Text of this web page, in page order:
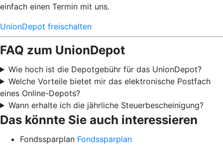
einfach einen Termin mit uns.
UnionDepot freischalten
FAQ zum UnionDepot
Wie hoch ist die Depotgebühr für das UnionDepot?
Welche Vorteile bietet mir das elektronische Postfach
eines Online-Depots?
Wann erhalte ich die jährliche Steuerbescheinigung?
Das könnte Sie auch interessieren
Fondssparplan Fondssparplan